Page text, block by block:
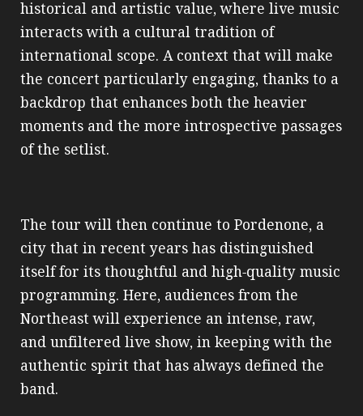
historical and artistic value, where live music
interacts with a cultural tradition of
international scope. A context that will make
the concert particularly engaging, thanks to a
backdrop that enhances both the heavier
moments and the more introspective passages
of the setlist.
The tour will then continue to Pordenone, a
city that in recent years has distinguished
itself for its thoughtful and high‑quality music
programming. Here, audiences from the
Northeast will experience an intense, raw,
and unfiltered live show, in keeping with the
authentic spirit that has always defined the
band.